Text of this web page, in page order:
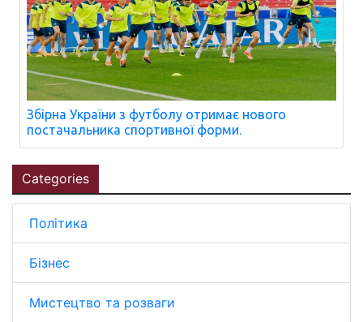
Збірна України з футболу отримає нового
постачальника спортивної форми.
Categories
Політика
Бізнес
Мистецтво та розваги